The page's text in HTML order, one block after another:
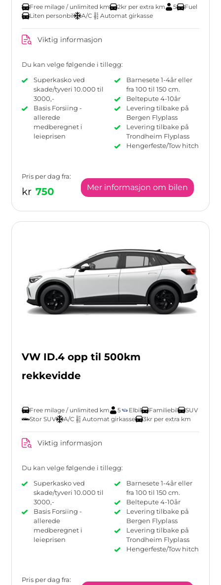
Free milage / unlimited km 2kr per extra km 5
Fuel
Liten personbil
A/C Automat girkasse
Viktig informasjon
Du kan velge følgende i tillegg:
Superkasko ved
skade/tyveri 10.000 til
3000,-
Basis Forsiing -
allerede
medberegnet i
leieprisen
Barnesete 1-4år eller
fra 100 til 150 cm.
Beltepute 4-10år
Levering tilbake på
Bergen Flyplass
Levering tilbake på
Trondheim Flyplass
Hengerfeste/Tow hitch
Pris per dag fra:
kr 750 Mer informasjon om bilen
VW ID.4 opp til 500km
rekkevidde
Free milage / unlimited km 5 Elbil Familiebil
SUV
Stor SUV
A/C Automat girkasse 3kr per extra km
Viktig informasjon
Du kan velge følgende i tillegg:
Superkasko ved
skade/tyveri 10.000 til
3000,-
Basis Forsiing -
allerede
medberegnet i
leieprisen
Barnesete 1-4år eller
fra 100 til 150 cm.
Beltepute 4-10år
Levering tilbake på
Bergen Flyplass
Levering tilbake på
Trondheim Flyplass
Hengerfeste/Tow hitch
Pris per dag fra: